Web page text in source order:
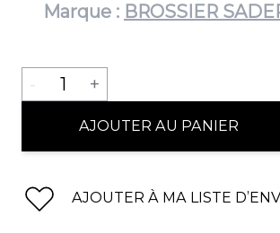
Marque : BROSSIER
Quantité
- 1 +
AJOUTER AU PANIER
AJOUTER À MA LISTE